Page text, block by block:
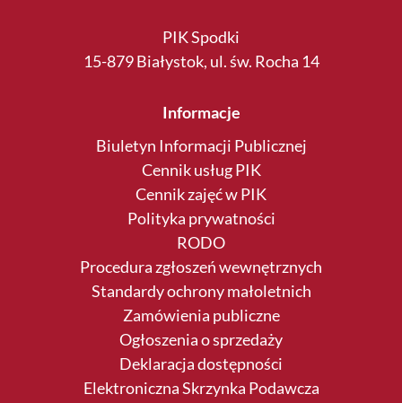
PIK Spodki
15-879 Białystok, ul. św. Rocha 14
Informacje
Biuletyn Informacji Publicznej
Cennik usług PIK
Cennik zajęć w PIK
Polityka prywatności
RODO
Procedura zgłoszeń wewnętrznych
Standardy ochrony małoletnich
Zamówienia publiczne
Ogłoszenia o sprzedaży
Deklaracja dostępności
Elektroniczna Skrzynka Podawcza